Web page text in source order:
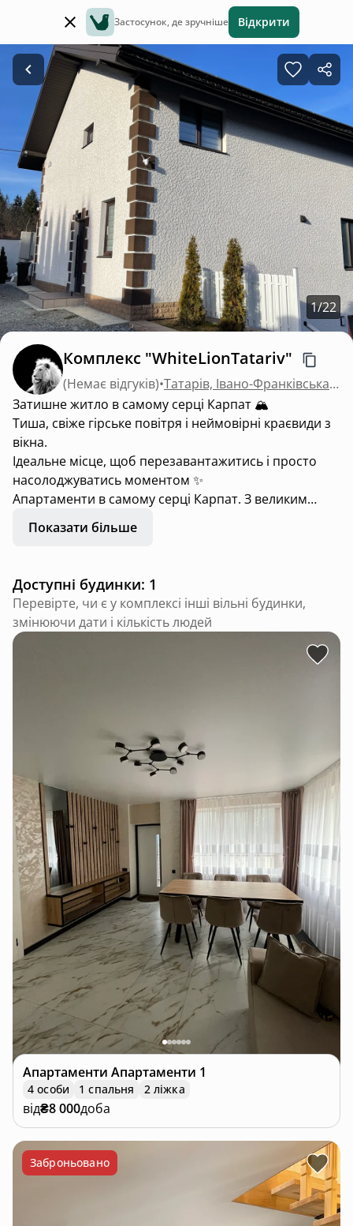
Застосунок, де зручніше Відкрити
1/22
Комплекс "WhiteLionTatariv"
(Немає відгуків)•
Татарів, Івано-Франківська область
Затишне житло в самому серці Карпат 🏔️
Тиша, свіже гірське повітря і неймовірні краєвиди з
вікна.
Ідеальне місце, щоб перезавантажитись і просто
насолоджуватись моментом ✨
Апартаменти в самому серці Карпат. З великим
басейном з підігрівом! Нереальний вид на гори. Є
все необхідне для затишного та комфортного
двоповерхові апартаменти на 6-8 осіб.
Заїзд після 14.00
Виїзд до 11.00
Показати більше
Доступні будинки: 1
Перевірте, чи є у комплексі інші вільні будинки,
змінюючи дати і кількість людей
Апартаменти Апартаменти 1
4 особи 1 спальня 2 ліжка
від₴8 000доба
Заброньовано